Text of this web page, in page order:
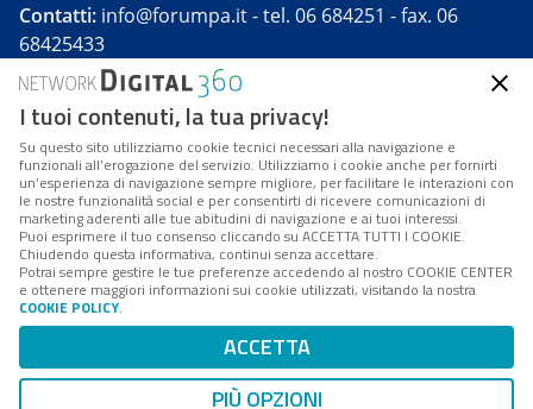
Contatti: info@forumpa.it- tel. 06 684251 - fax. 06
68425433
Forumpa.itè una pubblicazione telematica iscritta
presso Registro della stampa del Tribunale di Roma -
Reg. n. 182 del 2 maggio 2008 - Direttore resp. Michela
Stentella
FPA s.r.l. è società soggetta a Direzione e
Coordinamento da parte di Digital360 S.p.A. - FPA s.r.l.
è un'azienda certificata per il sistema di management
Codice Fiscale/Partita IVA n. 10693191008 - R.E.A. Roma
n. 1249791. ISP AWS
Mappa del sito
I tuoi contenuti, la tua privacy!
Su questo sito utilizziamo cookie tecnici necessari alla navigazione e
funzionali all’erogazione del servizio. Utilizziamo i cookie anche per fornirti
un’esperienza di navigazione sempre migliore, per facilitare le interazioni con
le nostre funzionalità social e per consentirti di ricevere comunicazioni di
marketing aderenti alle tue abitudini di navigazione e ai tuoi interessi.
Puoi esprimere il tuo consenso cliccando su ACCETTA TUTTI I COOKIE.
Chiudendo questa informativa, continui senza accettare.
Potrai sempre gestire le tue preferenze accedendo al nostro COOKIE CENTER
e ottenere maggiori informazioni sui cookie utilizzati, visitando la nostra
COOKIE POLICY.
ACCETTA
PIÙ OPZIONI